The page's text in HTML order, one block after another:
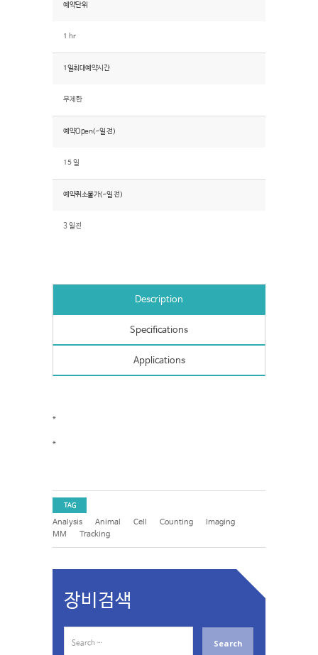
예약단위
1 hr
1일최대예약시간
무제한
예약Open(~일 전)
15 일
예약취소불가(~일 전)
3 일전
Description
Specifications
Applications
*
*
TAG
Analysis Animal Cell Counting
Imaging
MM
Tracking
장비검색